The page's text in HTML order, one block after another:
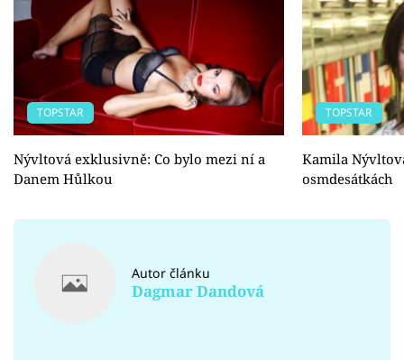
TOPSTAR
Nývltová exklusivně: Co bylo mezi ní a
Danem Hůlkou
TOPSTAR
Kamila
osmdesátkách
Autor článku
Dagmar Dandová